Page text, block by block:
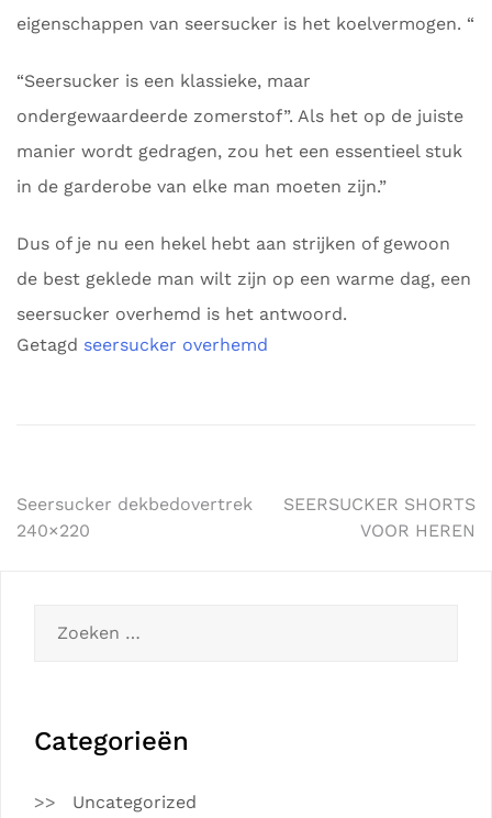
eigenschappen van seersucker is het koelvermogen. “
“Seersucker is een klassieke, maar
ondergewaardeerde zomerstof”. Als het op de juiste
manier wordt gedragen, zou het een essentieel stuk
in de garderobe van elke man moeten zijn.”
Dus of je nu een hekel hebt aan strijken of gewoon
de best geklede man wilt zijn op een warme dag, een
seersucker overhemd is het antwoord.
Getagd seersucker overhemd
Bericht
Seersucker dekbedovertrek
240×220
SEERSUCKER SHORTS
VOOR HEREN
naar:
Categorieën
Uncategorized